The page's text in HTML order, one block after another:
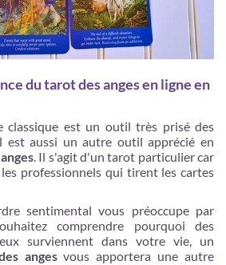
du tarot des anges en ligne en
classique est un outil très prisé des
est aussi un autre outil apprécié en
. Il s'agit d'un tarot particulier car
professionnels qui tirent les cartes
sentimental vous préoccupe par
comprendre pourquoi des
surviennent dans votre vie, un
angesvous apportera une autre